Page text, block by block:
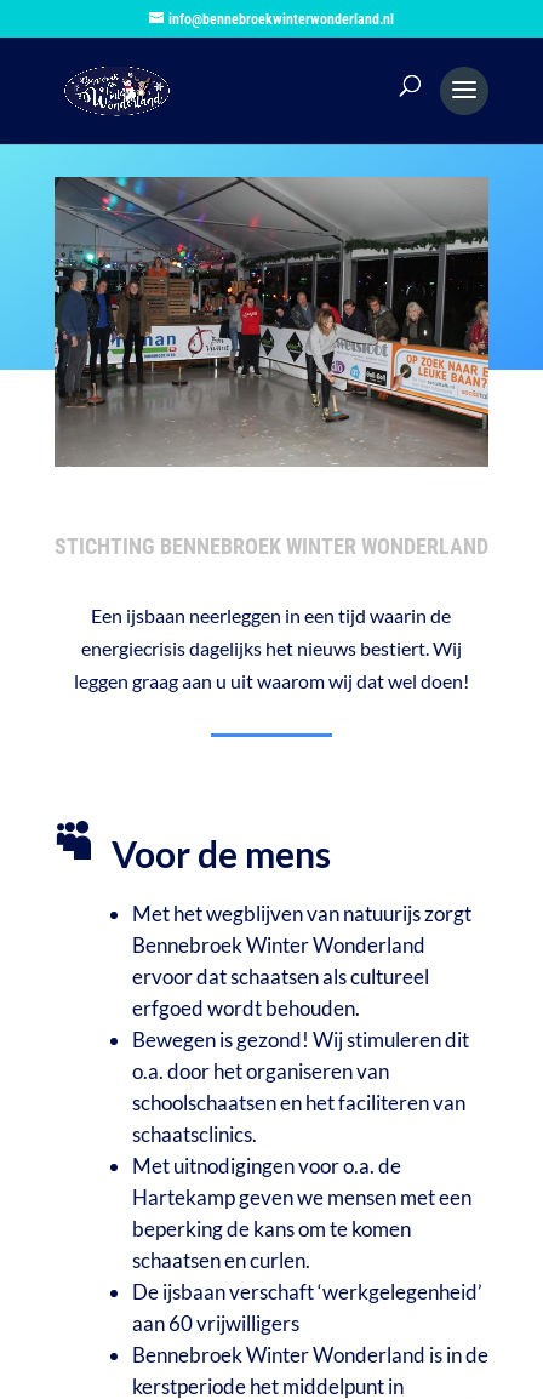
info@bennebroekwinterwonderland.nl
STICHTING BENNEBROEK WINTER WONDERLAND
Een ijsbaan neerleggen in een tijd waarin de
energiecrisis dagelijks het nieuws bestiert. Wij
leggen graag aan u uit waarom wij dat wel doen!
 Voor de mens
Met het wegblijven van natuurijs zorgt
Bennebroek Winter Wonderland
ervoor dat schaatsen als cultureel
erfgoed wordt behouden.
Bewegen is gezond! Wij stimuleren dit
o.a. door het organiseren van
schoolschaatsen en het faciliteren van
schaatsclinics.
Met uitnodigingen voor o.a. de
Hartekamp geven we mensen met een
beperking de kans om te komen
schaatsen en curlen.
De ijsbaan verschaft ‘werkgelegenheid’
aan 60 vrijwilligers
Bennebroek Winter Wonderland is in de
kerstperiode het middelpunt in